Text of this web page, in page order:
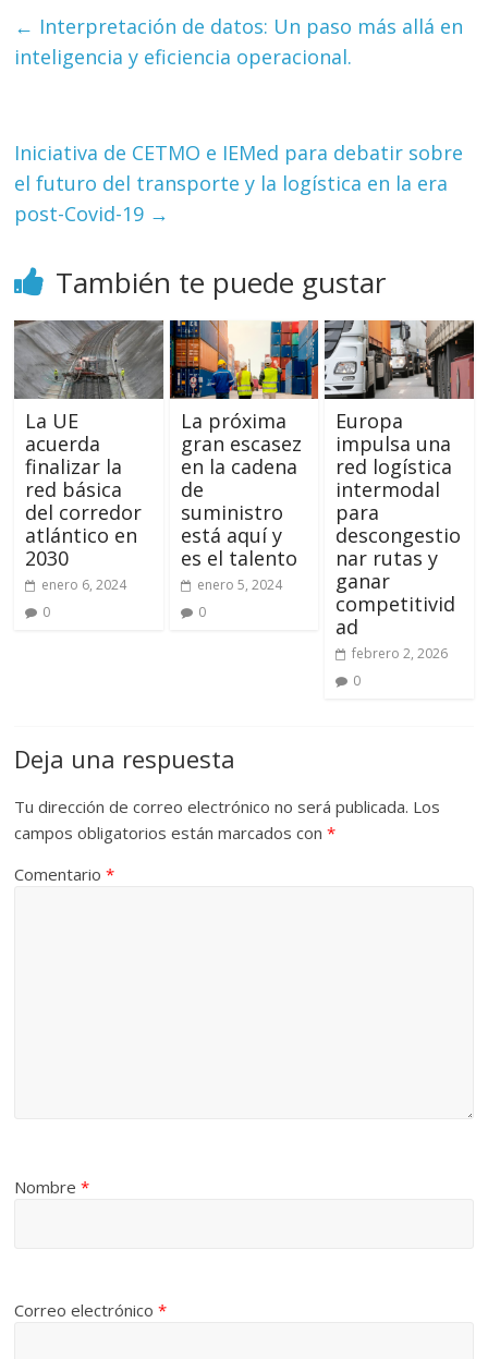
← Interpretación de datos: Un paso más allá en
inteligencia y eficiencia operacional.
Iniciativa de CETMO e IEMed para debatir sobre
el futuro del transporte y la logística en la era
post-Covid-19 →
También te puede gustar
La UE
acuerda
finalizar la
red básica
del corredor
atlántico en
2030
enero 6, 2024
0
La próxima
gran escasez
en la cadena
de
suministro
está aquí y
es el talento
enero 5, 2024
0
Europa
impulsa una
red logística
intermodal
para
descongestio
nar rutas y
ganar
competitivid
ad
febrero 2, 2026
0
Deja una respuesta
Tu dirección de correo electrónico no será publicada. Los
campos obligatorios están marcados con*
Comentario*
Nombre*
Correo electrónico*